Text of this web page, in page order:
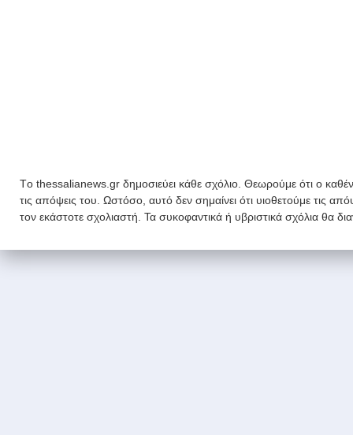
Tο thessalianews.gr δημοσιεύει κάθε σχόλιο. Θεωρούμε ότι ο
τις απόψεις του. Ωστόσο, αυτό δεν σημαίνει ότι υιοθετούμε τις
τον εκάστοτε σχολιαστή. Τα συκοφαντικά ή υβριστικά σχόλια θα